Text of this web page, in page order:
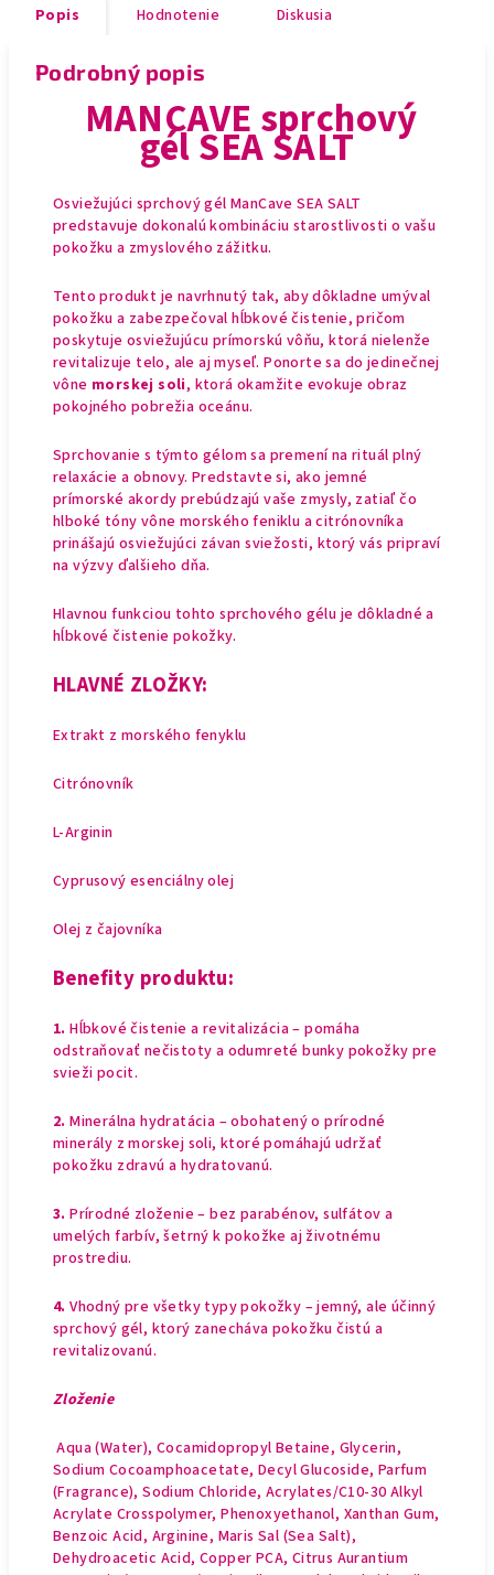
Popis Hodnotenie Diskusia
Podrobný popis
MANCAVE sprchový
gél SEA SALT
Osviežujúci sprchový gél ManCave SEA SALT
predstavuje dokonalú kombináciu starostlivosti o vašu
pokožku a zmyslového zážitku.
Tento produkt je navrhnutý tak, aby dôkladne umýval
pokožku a zabezpečoval hĺbkové čistenie, pričom
poskytuje osviežujúcu prímorskú vôňu, ktorá nielenže
revitalizuje telo, ale aj myseľ. Ponorte sa do jedinečnej
vône morskej soli, ktorá okamžite evokuje obraz
pokojného pobrežia oceánu.
Sprchovanie s týmto gélom sa premení na rituál plný
relaxácie a obnovy. Predstavte si, ako jemné
prímorské akordy prebúdzajú vaše zmysly, zatiaľ čo
hlboké tóny vône morského feniklu a citrónovníka
prinášajú osviežujúci závan sviežosti, ktorý vás pripraví
na výzvy ďalšieho dňa.
Hlavnou funkciou tohto sprchového gélu je dôkladné a
hĺbkové čistenie pokožky.
HLAVNÉ ZLOŽKY:
Extrakt z morského fenyklu
Citrónovník
L-Arginin
Cyprusový esenciálny olej
Olej z čajovníka
Benefity produktu:
1.Hĺbkové čistenie a revitalizácia – pomáha
odstraňovať nečistoty a odumreté bunky pokožky pre
svieži pocit.
2.Minerálna hydratácia – obohatený o prírodné
minerály z morskej soli, ktoré pomáhajú udržať
pokožku zdravú a hydratovanú.
3.Prírodné zloženie – bez parabénov, sulfátov a
umelých farbív, šetrný k pokožke aj životnému
prostrediu.
4.Vhodný pre všetky typy pokožky – jemný, ale účinný
sprchový gél, ktorý zanecháva pokožku čistú a
revitalizovanú.
Zloženie
Aqua (Water), Cocamidopropyl Betaine, Glycerin,
Sodium Cocoamphoacetate, Decyl Glucoside, Parfum
(Fragrance), Sodium Chloride, Acrylates/C10-30 Alkyl
Acrylate Crosspolymer, Phenoxyethanol, Xanthan Gum,
Benzoic Acid, Arginine, Maris Sal (Sea Salt),
Dehydroacetic Acid, Copper PCA, Citrus Aurantium